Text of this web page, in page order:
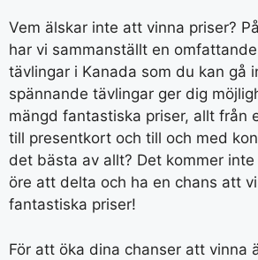
Vem älskar inte att vinna priser?
har vi sammanställt en
tävlingar i Kanada som du kan gå
spännande tävlingar ger dig
mängd fantastiska priser, allt från
till presentkort och till och med
det bästa av allt? Det kommer
öre att delta och ha en chans att
fantastiska priser!
För att öka dina chanser att vinna